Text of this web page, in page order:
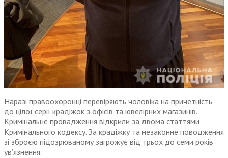
Наразі правоохоронці перевіряють чоловіка на причетність
до цілої серії крадіжок з офісів та ювелірних магазинів.
Кримінальне провадження відкрили за двома статтями
Кримінального кодексу. За крадіжку та незаконне поводження
зі зброєю підозрюваному загрожує від трьох до семи років
ув’язнення.